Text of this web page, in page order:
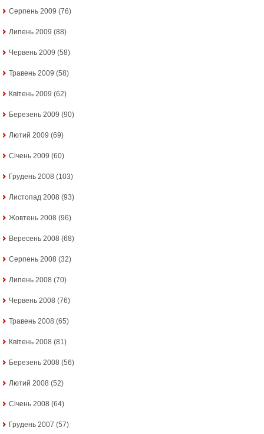
Серпень 2009 (76)
Липень 2009 (88)
Червень 2009 (58)
Травень 2009 (58)
Квітень 2009 (62)
Березень 2009 (90)
Лютий 2009 (69)
Січень 2009 (60)
Грудень 2008 (103)
Листопад 2008 (93)
Жовтень 2008 (96)
Вересень 2008 (68)
Серпень 2008 (32)
Липень 2008 (70)
Червень 2008 (76)
Травень 2008 (65)
Квітень 2008 (81)
Березень 2008 (56)
Лютий 2008 (52)
Січень 2008 (64)
Грудень 2007 (57)